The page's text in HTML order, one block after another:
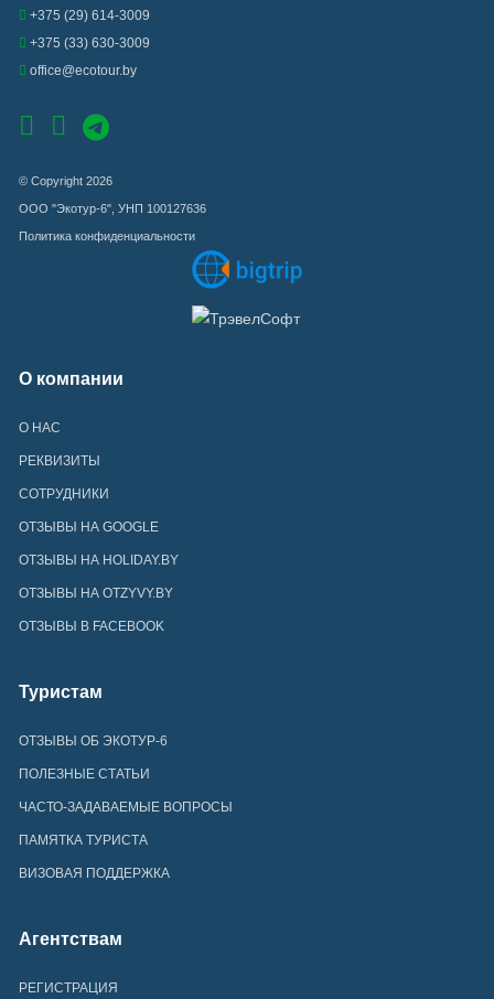
+375 (29) 614-3009
+375 (33) 630-3009
office@ecotour.by
© Copyright 2026
ООО "Экотур-6", УНП 100127636
Политика конфиденциальности
О компании
О НАС
РЕКВИЗИТЫ
СОТРУДНИКИ
ОТЗЫВЫ НА GOOGLE
ОТЗЫВЫ НА HOLIDAY.BY
ОТЗЫВЫ НА OTZYVY.BY
ОТЗЫВЫ В FACEBOOK
Туристам
ОТЗЫВЫ ОБ ЭКОТУР-6
ПОЛЕЗНЫЕ СТАТЬИ
ЧАСТО-ЗАДАВАЕМЫЕ ВОПРОСЫ
ПАМЯТКА ТУРИСТА
ВИЗОВАЯ ПОДДЕРЖКА
Агентствам
РЕГИСТРАЦИЯ